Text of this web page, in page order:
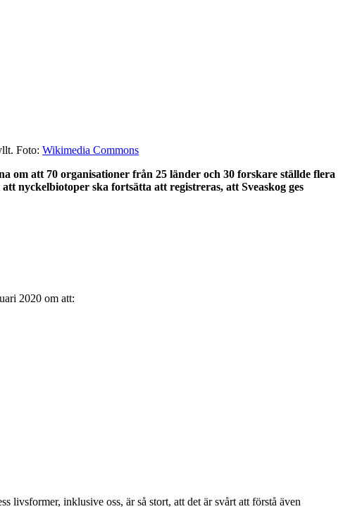
Foto: Wikimedia Commons
om att 70 organisationer från 25 länder och 30 forskare ställde flera
nyckelbiotoper ska fortsätta att registreras, att Sveaskog ges
2020 om att:
livsformer, inklusive oss, är så stort, att det är svårt att förstå även